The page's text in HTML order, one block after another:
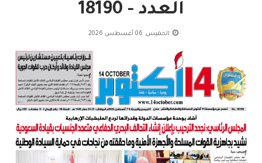
العدد - 18190
الخميس, 06 أغسطس 2026